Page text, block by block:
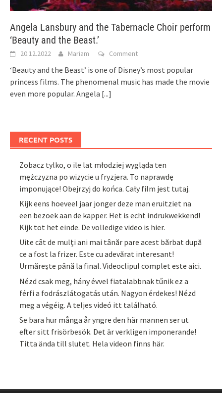
Angela Lansbury and the Tabernacle Choir perform
‘Beauty and the Beast.’
20.12.2022 Mariam Comment
‘Beauty and the Beast’ is one of Disney’s most popular
princess films. The phenomenal music has made the movie
even more popular. Angela [...]
RECENT POSTS
Zobacz tylko, o ile lat młodziej wygląda ten
mężczyzna po wizycie u fryzjera. To naprawdę
imponujące! Obejrzyj do końca. Cały film jest tutaj.
Kijk eens hoeveel jaar jonger deze man eruitziet na
een bezoek aan de kapper. Het is echt indrukwekkend!
Kijk tot het einde. De volledige video is hier.
Uite cât de mulți ani mai tânăr pare acest bărbat după
ce a fost la frizer. Este cu adevărat interesant!
Urmărește până la final. Videoclipul complet este aici.
Nézd csak meg, hány évvel fiatalabbnak tűnik ez a
férfi a fodrászlátogatás után. Nagyon érdekes! Nézd
meg a végéig. A teljes videó itt található.
Se bara hur många år yngre den här mannen ser ut
efter sitt frisörbesök. Det är verkligen imponerande!
Titta ända till slutet. Hela videon finns här.